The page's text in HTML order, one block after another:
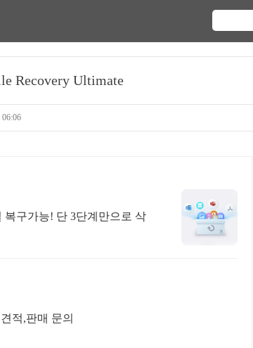
Recovery Ultimate
06:06
복구가능! 단 3단계만으로 삭
적,판매 문의